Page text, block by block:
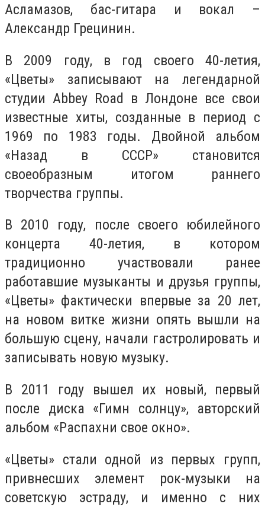
Асламазов, бас-гитара и вокал –
Александр Грецинин.
В 2009 году, в год своего 40-летия,
«Цветы» записывают на легендарной
студии Abbey Road в Лондоне все свои
известные хиты, созданные в период с
1969 по 1983 годы. Двойной альбом
«Назад в СССР» становится
своеобразным итогом раннего
творчества группы.
В 2010 году, после своего юбилейного
концерта 40-летия, в котором
традиционно участвовали ранее
работавшие музыканты и друзья группы,
«Цветы» фактически впервые за 20 лет,
на новом витке жизни опять вышли на
большую сцену, начали гастролировать и
записывать новую музыку.
В 2011 году вышел их новый, первый
после диска «Гимн солнцу», авторский
альбом «Распахни свое окно».
«Цветы» стали одной из первых групп,
привнесших элемент рок-музыки на
советскую эстраду, и именно с них